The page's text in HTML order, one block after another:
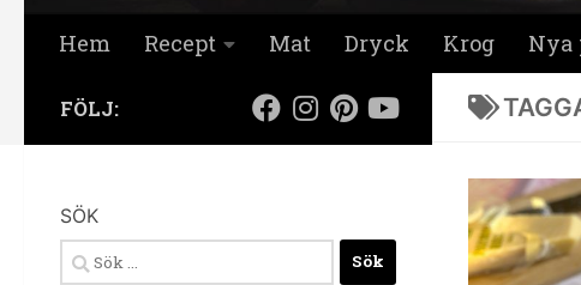
Hem Recept Mat Dryck Krog Nya
FÖLJ:
SÖK
Sök